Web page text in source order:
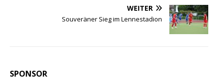
WEITER
Souveräner Sieg im Lennestadion
SPONSOR